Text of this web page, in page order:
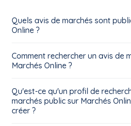
Quels avis de marchés sont
Online ?
Comment rechercher un avis de
Marchés Online ?
Qu'est-ce qu'un profil de
marchés public sur Marchés
créer ?